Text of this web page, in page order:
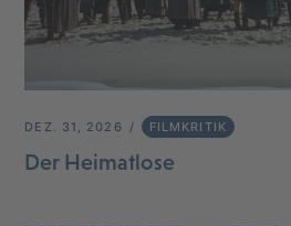
DEZ. 31, 2026 FILMKRITIK
Der Heimatlose